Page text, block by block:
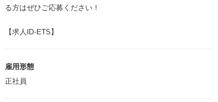
る方はぜひご応募ください！
【求人ID-ETS】
雇用形態
正社員